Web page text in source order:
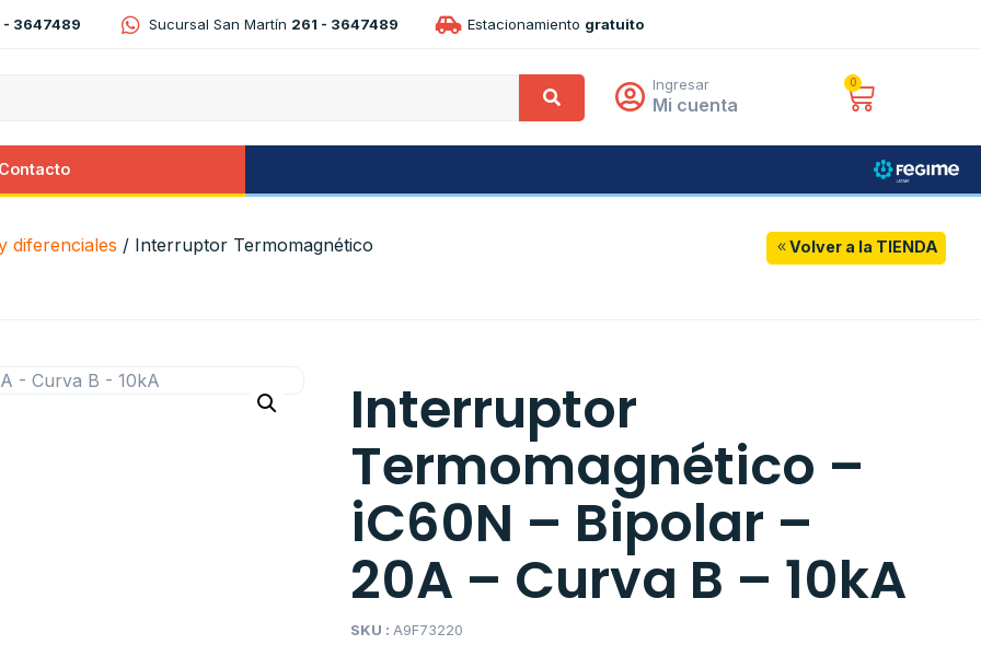
- 3647489 Sucursal San Martín 261 - 3647489 Estacionamiento gratuito
Ingresar
Mi cuenta
0
Contacto
diferenciales / Interruptor Termomagnético
Volver a la TIENDA
Interruptor
Termomagnético –
iC60N – Bipolar –
20A – Curva B – 10kA
SKU : A9F73220